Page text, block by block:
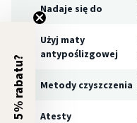
Nadaje się do
Użyj maty
antypoślizgowej
Metody czyszczenia
Atesty
5% rabatu?